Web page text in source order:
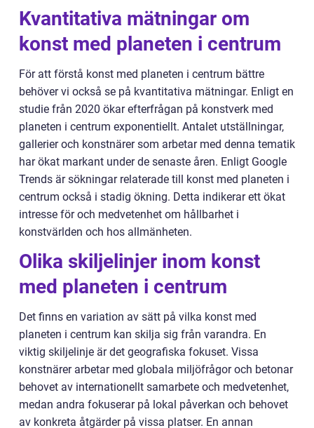
Kvantitativa mätningar om
konst med planeten i centrum
För att förstå konst med planeten i centrum bättre
behöver vi också se på kvantitativa mätningar. Enligt en
studie från 2020 ökar efterfrågan på konstverk med
planeten i centrum exponentiellt. Antalet utställningar,
gallerier och konstnärer som arbetar med denna tematik
har ökat markant under de senaste åren. Enligt Google
Trends är sökningar relaterade till konst med planeten i
centrum också i stadig ökning. Detta indikerar ett ökat
intresse för och medvetenhet om hållbarhet i
konstvärlden och hos allmänheten.
Olika skiljelinjer inom konst
med planeten i centrum
Det finns en variation av sätt på vilka konst med
planeten i centrum kan skilja sig från varandra. En
viktig skiljelinje är det geografiska fokuset. Vissa
konstnärer arbetar med globala miljöfrågor och betonar
behovet av internationellt samarbete och medvetenhet,
medan andra fokuserar på lokal påverkan och behovet
av konkreta åtgärder på vissa platser. En annan